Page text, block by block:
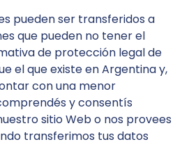
pueden ser transferidos a
que pueden no tener el
de protección legal de
el que existe en Argentina y,
con una menor
y consentís
sitio Web o nos provees
transferimos tus datos